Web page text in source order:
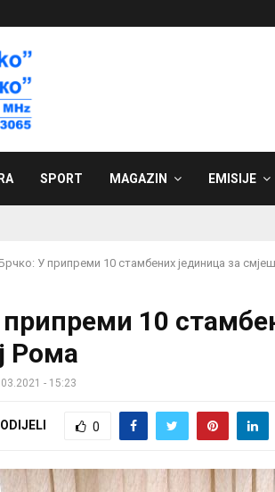
SPORT MAGAZIN EMISIJE
У припреми 10 стамбених јединица за
10
Рома
- 15:23
0